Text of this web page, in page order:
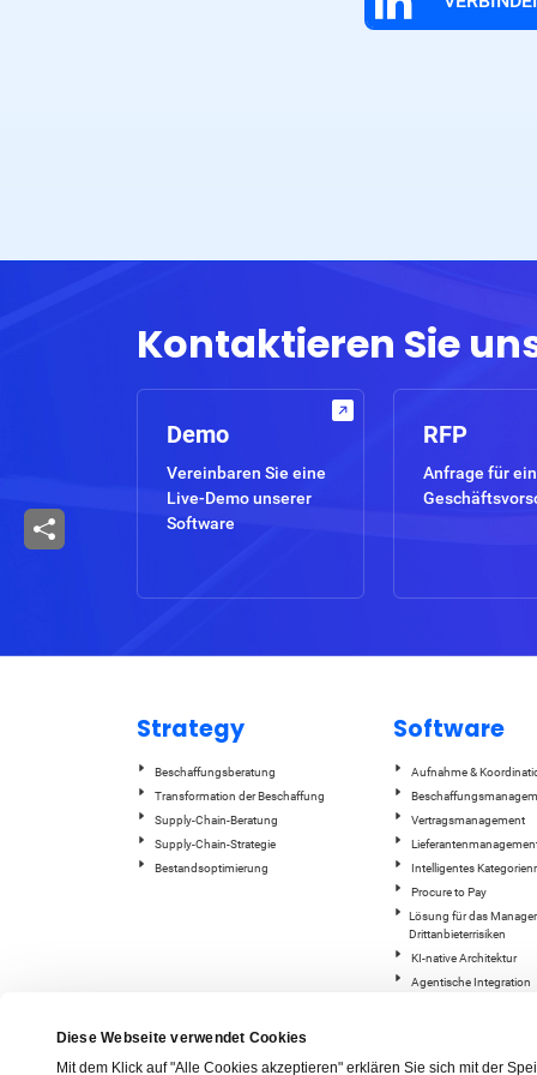
Diese Webseite verwendet Cookies
Mit dem Klick auf "Alle Cookies akzeptieren" erklären Sie sich mit der
Kontaktieren Sie
Demo
Vereinbaren Sie eine
Live-Demo unserer
Software
RFP
Anfrage für ein
Strategy
Beschaffungsberatung
Transformation der Beschaffung
Supply-Chain-Beratung
Supply-Chain-Strategie
Bestandsoptimierung
Software
Aufnahme &
Vertragsmanagement
Intelligentes
Procure to Pay
Lösung für das
Drittanbieterrisiken
KI-native Architektur
Agentische Integration